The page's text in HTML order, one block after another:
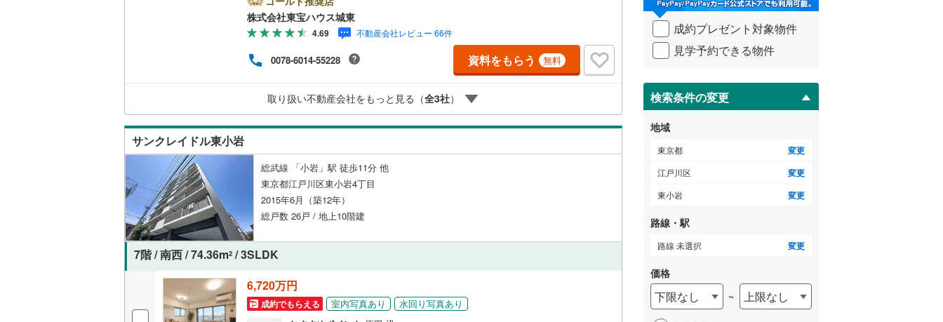
舗】当店で物件を成約するとPayPayボーナスライトがもらえる「Yahoo！ 不動
産 物件ご成約キャンペーン」の対象になります。「資料をもらう」「見学予約
をする」ボタンからお問い合わせください。※必ずYahoo！ JAPAN IDでログイ
ンしてください。※PayPayボーナスライトは出金と譲渡はできません。ご案
内・詳細な資料のご請求はお気軽にどうぞ♪お電話でのお問い合わせも常時受け
付けております！■頭金0円からのご購入可能です■（諸費用もOK）お気軽にお
株式会社東宝ハウス城東
4.69 不動産会社レビュー 66件
0078-6014-55228 資料をもらう 無料
取り扱い不動産会社をもっと見る（全3社）
サンクレイドル東小岩
総武線 「小岩」駅 徒歩11分 他
東京都江戸川区東小岩4丁目
2015年6月（築12年）
総戸数 26戸 / 地上10階建
7階 / 南西 / 74.36m2 / 3SLDK
6,720万円
成約でもらえる 室内写真あり
水回り写真あり
を
イ
ペ
ジ
に
保
存
す
る
成約プレゼント対象物件
見学予約できる物件
検索条件の変更
地域
東京都 変更
江戸川区 変更
東小岩 変更
路線・駅
路線 未選択 変更
価格
下限なし ~
上限なし
八丈島八丈町( 小笠原村(0)
小田急多摩線(0) 東急多摩川線(0)
東急大井町線( ) 東急池上線
東急世田谷線(0) 東急目黒線( 0)
京急空港線(0 ) 都電荒川線 東京モノレール(0)
ゆりかもめ(0) 都営日暮里・舎人ライナー(0)
コンシェルジュサービス ゲストルーム
設備
ＴＶモニタ付インターホン
（5）
バリアフリー住宅（0）
LD
リビングダイニング15畳以上
（2）
キッチン
独立型キッチン（0） 対面キッチン